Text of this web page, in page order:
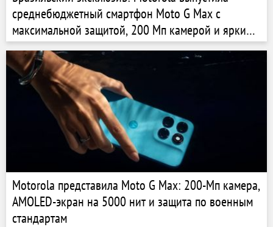
среднебюджетный смартфон Moto G Max с
максимальной защитой, 200 Мп камерой и ярким
AMOLED-экраном на 120 Гц
Motorola представила Moto G Max: 200-Мп камера,
AMOLED-экран на 5000 нит и защита по военным
стандартам